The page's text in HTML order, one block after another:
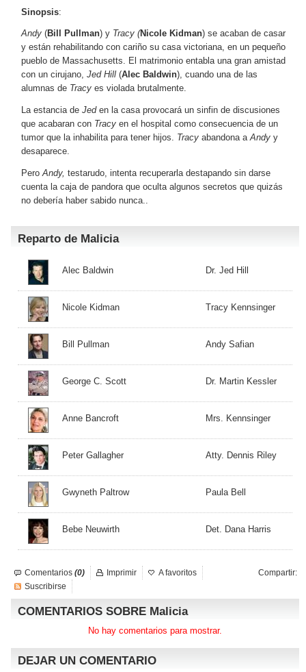
Sinopsis:
Andy (Bill Pullman) y Tracy (Nicole Kidman) se acaban de casar
y están rehabilitando con cariño su casa victoriana, en un pequeño
pueblo de Massachusetts. El matrimonio entabla una gran amistad
con un cirujano, Jed Hill (Alec Baldwin), cuando una de las
alumnas de Tracy es violada brutalmente.
La estancia de Jed en la casa provocará un sinfin de discusiones
que acabaran con Tracy en el hospital como consecuencia de un
tumor que la inhabilita para tener hijos. Tracy abandona aAndy y
desaparece.
PeroAndy, testarudo, intenta recuperarla destapando sin darse
cuenta la caja de pandora que oculta algunos secretos que quizás
no debería haber sabido nunca..
Reparto de Malicia
Alec Baldwin Dr. Jed Hill
Nicole Kidman Tracy Kennsinger
Bill Pullman Andy Safian
George C. Scott Dr. Martin Kessler
Anne Bancroft Mrs. Kennsinger
Peter Gallagher Atty. Dennis Riley
Gwyneth Paltrow Paula Bell
Bebe Neuwirth Det. Dana Harris
Comentarios (0) Compartir:
Imprimir
A favoritos
Suscribirse
COMENTARIOS SOBRE Malicia
No hay comentarios para mostrar.
DEJAR UN COMENTARIO